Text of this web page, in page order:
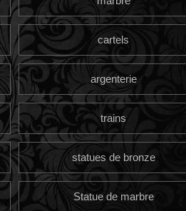
cartels
argenterie
trains
statues de bronze
Statue de marbre